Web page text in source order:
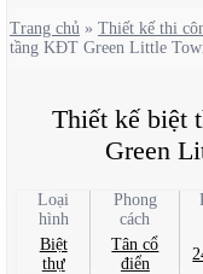
Trang chủ » Thiết kế thi
tầng KĐT Green Little
Thiết kế biệt
Green
Loại
hình
Biệt
thự
Phong
cách
Tân cổ
điển